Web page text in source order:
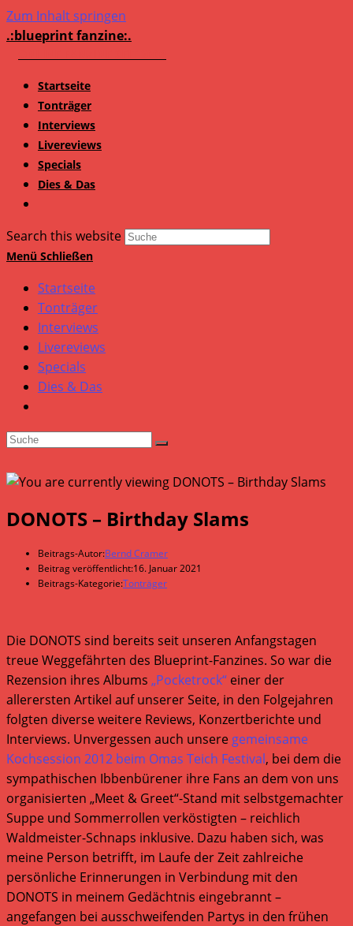
Zum Inhalt springen
.:blueprint fanzine:.
Startseite
Tonträger
Interviews
Livereviews
Specials
Dies & Das
Search this website
Menü Schließen
Startseite
Tonträger
Interviews
Livereviews
Specials
Dies & Das
DONOTS – Birthday Slams
Beitrags-Autor:Bernd Cramer
Beitrag veröffentlicht:16. Januar 2021
Beitrags-Kategorie:Tonträger
Die DONOTS sind bereits seit unseren Anfangstagen
treue Weggefährten des Blueprint-Fanzines. So war die
Rezension ihres Albums „Pocketrock“ einer der
allerersten Artikel auf unserer Seite, in den Folgejahren
folgten diverse weitere Reviews, Konzertberichte und
Interviews. Unvergessen auch unsere gemeinsame
Kochsession 2012 beim Omas Teich Festival, bei dem die
sympathischen Ibbenbürener ihre Fans an dem von uns
organisierten „Meet & Greet“-Stand mit selbstgemachter
Suppe und Sommerrollen verköstigten – reichlich
Waldmeister-Schnaps inklusive. Dazu haben sich, was
meine Person betrifft, im Laufe der Zeit zahlreiche
persönliche Erinnerungen in Verbindung mit den
DONOTS in meinem Gedächtnis eingebrannt –
angefangen bei ausschweifenden Partys in den frühen